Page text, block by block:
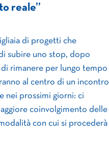
reale”
di progetti che
subire uno stop, dopo
di rimanere per lungo tempo
al centro di un incontro
nei prossimi giorni: ci
coinvolgimento delle
con cui si procederà